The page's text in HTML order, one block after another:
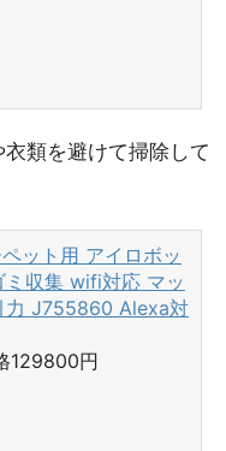
類を避けて掃除して
ット用 アイロボッ
ミ収集 wifi対応 マッ
力 J755860 Alexa対
129800円